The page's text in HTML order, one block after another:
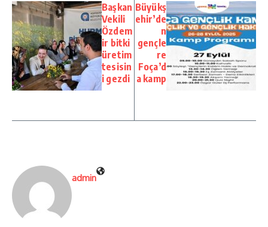
Başkan
Vekili
Özdem
ir bitki
üretim
tesisin
i gezdi
Büyükş
ehir’de
n
gençle
re
Foça’d
a kamp
admin